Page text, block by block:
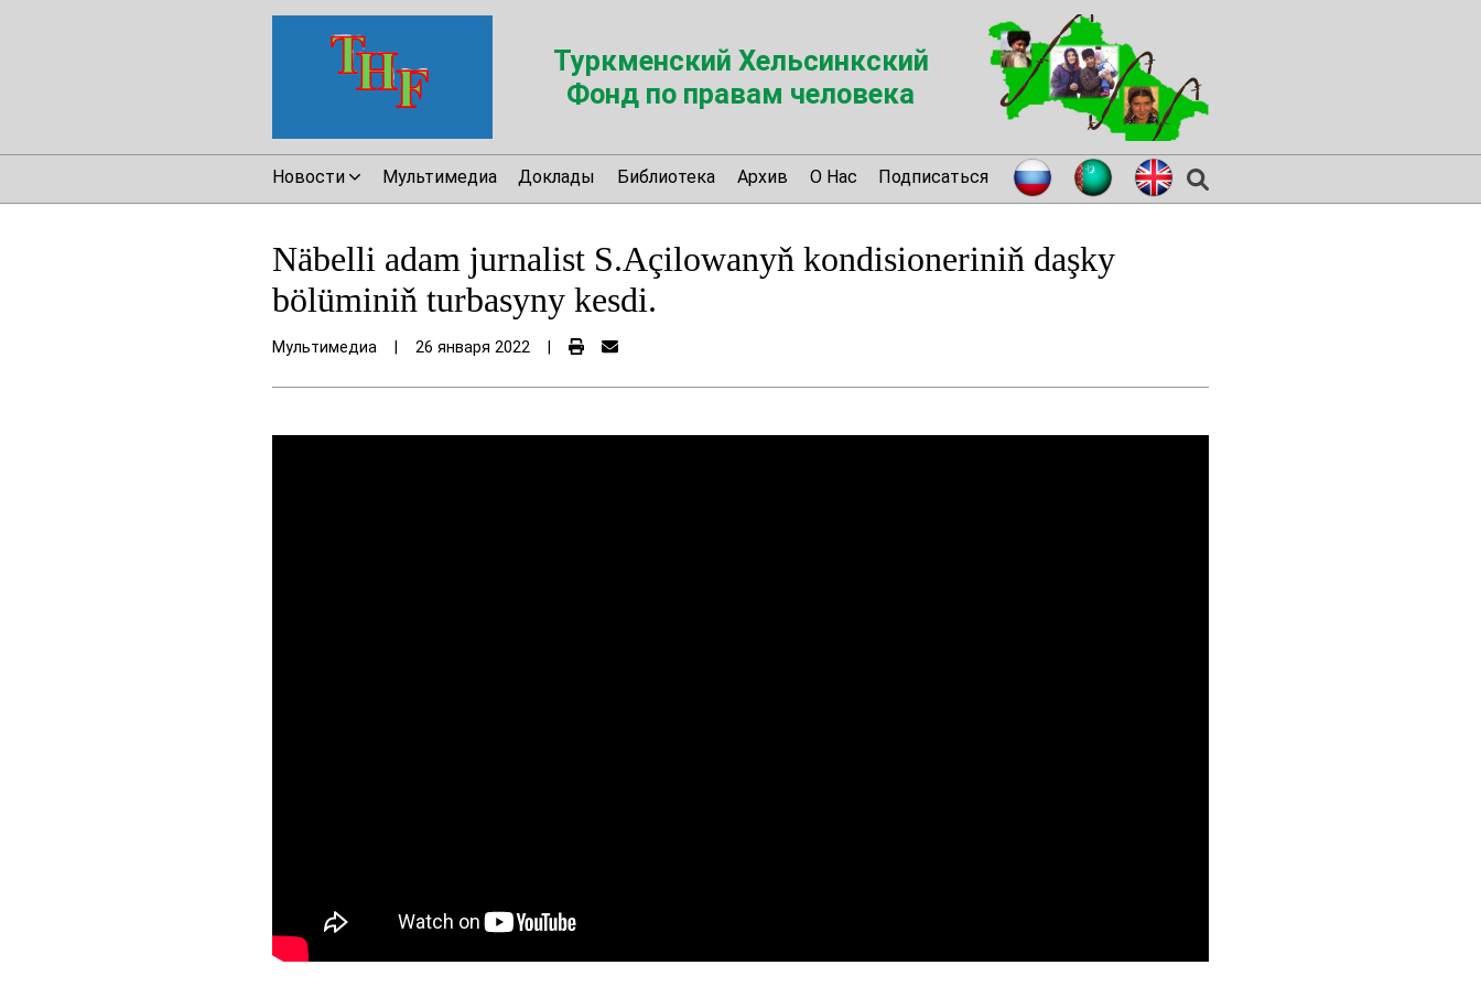
Туркменский Хельсинкский
Фонд по правам человека
Новости Мультимедиа Доклады Библиотека Архив О Нас Подписаться
Näbelli adam jurnalist S.Açilowanyň kondisioneriniň daşky
bölüminiň turbasyny kesdi.
Мультимедиа 26 января 2022